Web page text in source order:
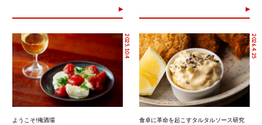
2025.10.4
ようこそ!俺酒場
2026.4.25
食卓に革命を起こすタルタルソース研究